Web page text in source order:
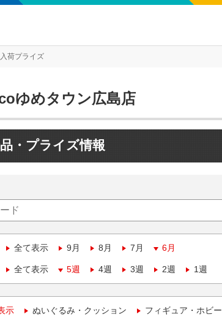
入荷プライズ
ゆめタウン広島店
・プライズ情報
全て表示 9月 8月 7月 6月
全て表示 5週 4週 3週 2週 1週
示 ぬいぐるみ・クッション フィギュア・ホビー